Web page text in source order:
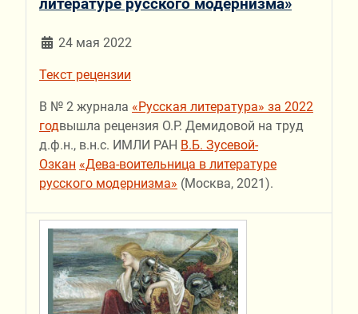
24 мая 2022
Текст рецензии
В № 2 журнала «Русская литература» за 2022
годвышла рецензия О.Р. Демидовой на труд
д.ф.н., в.н.с. ИМЛИ РАН В.Б. Зусевой-
Озкан «Дева-воительница в литературе
русского модернизма» (Москва, 2021).